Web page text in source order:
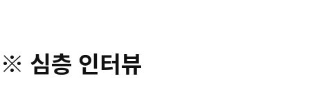
※ 심층 인터뷰